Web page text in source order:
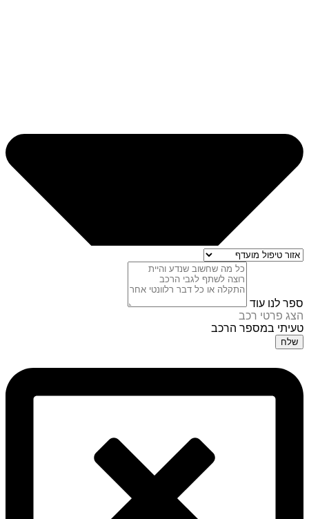
ספר לנו עוד
הצג פרטי רכב
טעיתי במספר הרכב
שלח